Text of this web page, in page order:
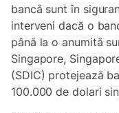
bancă sunt în
interveni dacă o
până la o anumită
Singapore,
(SDIC) protejează
100.000 de dolari